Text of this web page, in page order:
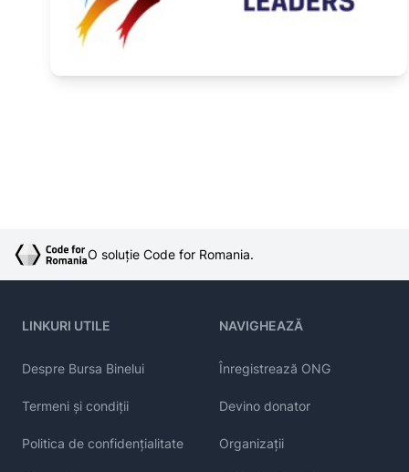
O soluție Code for Romania.
LINKURI UTILE
Despre Bursa Binelui
Termeni și condiții
Politica de confidențialitate
NAVIGHEAZĂ
Înregistrează ONG
Devino donator
Organizații